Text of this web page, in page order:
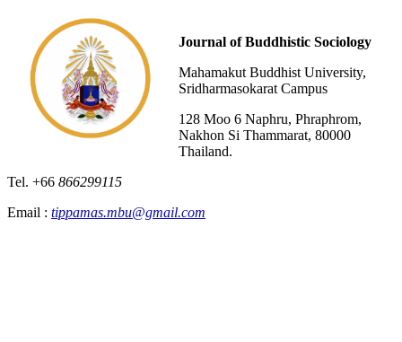
Journal of Buddhistic Sociology
Mahamakut Buddhist University,
Sridharmasokarat Campus
128 Moo 6 Naphru, Phraphrom,
Nakhon Si Thammarat, 80000
Thailand.
Tel. +66 866299115
Email : tippamas.mbu@gmail.com